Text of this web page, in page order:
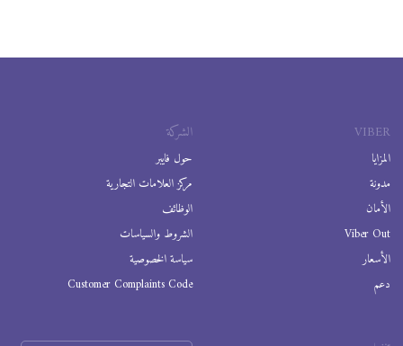
VIBER
المزايا
مدونة
الأمان
Viber Out
الأسعار
دعم
الشركة
حول فايبر
مركز العلامات التجارية
الوظائف
الشروط والسياسات
سياسة الخصوصية
Customer Complaints Code